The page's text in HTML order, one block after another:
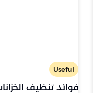
Useful
فوائد تنظيف